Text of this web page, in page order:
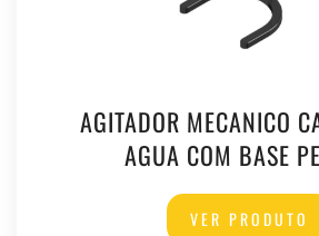
AGITADOR MECANICO
AGUA COM BASE
VER PRODUTO